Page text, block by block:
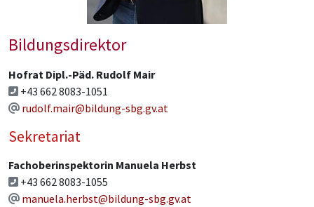
Bildungsdirektor
Hofrat Dipl.-Päd. Rudolf Mair
+43 662 8083-1051
rudolf.mair@bildung-sbg.gv.at
Sekretariat
Fachoberinspektorin Manuela Herbst
+43 662 8083-1055
manuela.herbst@bildung-sbg.gv.at